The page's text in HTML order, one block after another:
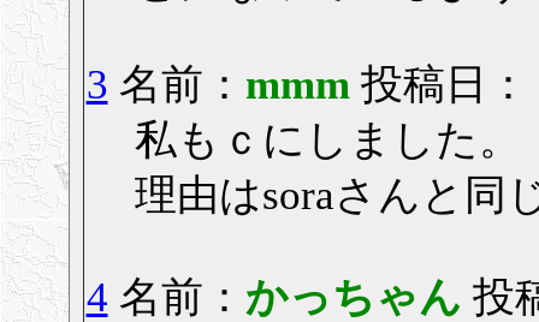
3 名前： mmm 投稿日：
私もｃにしました。
理由はsoraさんと同
4 名前： かっちゃん 投